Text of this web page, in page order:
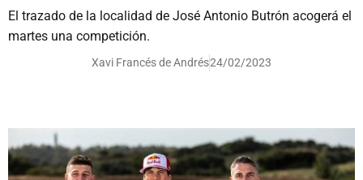
El trazado de la localidad de José Antonio Butrón acogerá el
martes una competición.
Xavi Francés de Andrés24/02/2023